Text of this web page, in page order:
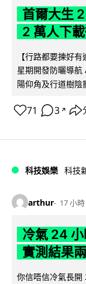
首爾大生
2 萬人下
【行路都要揀好
星期開發防曬導
陽仰角及行道樹陰
71 3 ↗
科技娛樂 科技
arthur 17 小時
冷氣 24
實測結果
你信唔信冷氣長開